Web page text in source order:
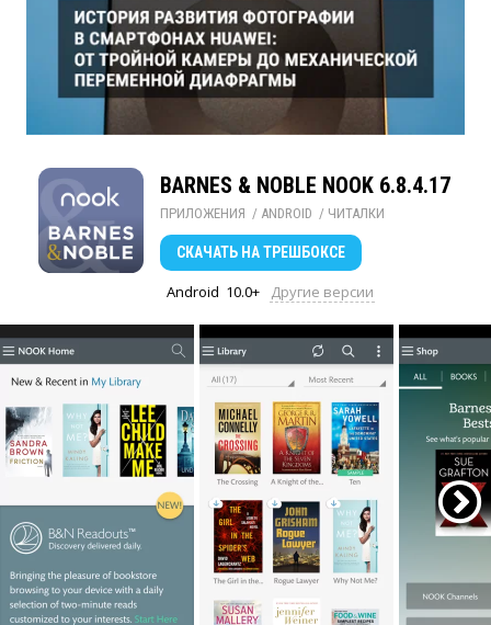
BARNES & NOBLE NOOK 6.8.4.17
ПРИЛОЖЕНИЯ / ANDROID / ЧИТАЛКИ
СКАЧАТЬ НА ТРЕШБОКСЕ
Android 10.0+ Другие версии